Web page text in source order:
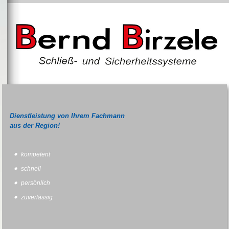
Dienstleistung von Ihrem Fachmann
aus der Region!
kompetent
schnell
persönlich
zuverlässig